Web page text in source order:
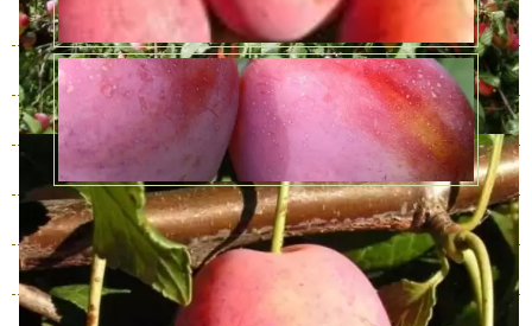
5 лет 4690 руб.
В наличии
6 лет 6450 руб.
В наличии
7 лет 7740 руб.
В наличии
9890 руб.
В наличии
9 лет 12040 руб.
В наличии
10 лет 14620 руб.
В наличии
11 лет 18920 руб.
В наличии